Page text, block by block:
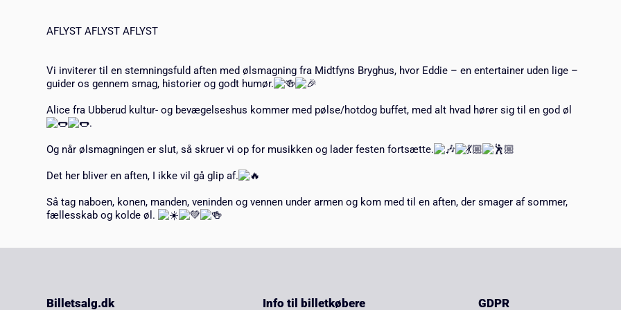
AFLYST AFLYST AFLYST
Vi inviterer til en stemningsfuld aften med ølsmagning fra Midtfyns Bryghus, hvor Eddie – en entertainer uden lige –
guider os gennem smag, historier og godt humør.
Alice fra Ubberud kultur- og bevægelseshus kommer med pølse/hotdog buffet, med alt hvad hører sig til en god øl
.
Og når ølsmagningen er slut, så skruer vi op for musikken og lader festen fortsætte.
Det her bliver en aften, I ikke vil gå glip af.
Så tag naboen, konen, manden, veninden og vennen under armen og kom med til en aften, der smager af sommer,
fællesskab og kolde øl.
Billetsalg.dk Info til billetkøbere GDPR